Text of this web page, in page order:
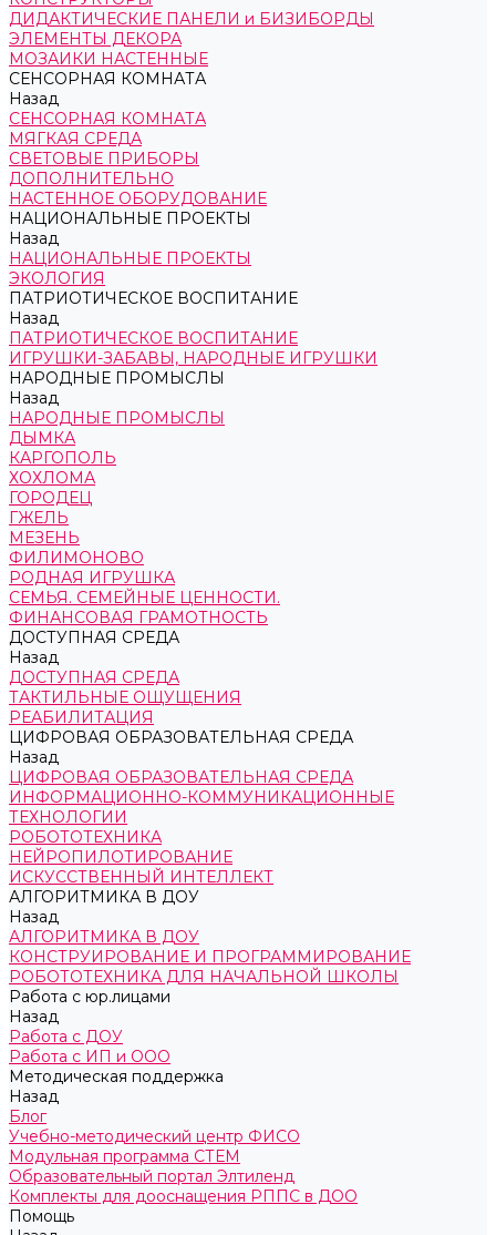
ДИДАКТИЧЕСКИЕ ПАНЕЛИ и БИЗИБОРДЫ
ЭЛЕМЕНТЫ ДЕКОРА
МОЗАИКИ НАСТЕННЫЕ
СЕНСОРНАЯ КОМНАТА
Назад
СЕНСОРНАЯ КОМНАТА
МЯГКАЯ СРЕДА
СВЕТОВЫЕ ПРИБОРЫ
ДОПОЛНИТЕЛЬНО
НАСТЕННОЕ ОБОРУДОВАНИЕ
НАЦИОНАЛЬНЫЕ ПРОЕКТЫ
Назад
НАЦИОНАЛЬНЫЕ ПРОЕКТЫ
ЭКОЛОГИЯ
ПАТРИОТИЧЕСКОЕ ВОСПИТАНИЕ
Назад
ПАТРИОТИЧЕСКОЕ ВОСПИТАНИЕ
ИГРУШКИ-ЗАБАВЫ, НАРОДНЫЕ ИГРУШКИ
НАРОДНЫЕ ПРОМЫСЛЫ
Назад
НАРОДНЫЕ ПРОМЫСЛЫ
ДЫМКА
КАРГОПОЛЬ
ХОХЛОМА
ГОРОДЕЦ
ГЖЕЛЬ
МЕЗЕНЬ
ФИЛИМОНОВО
РОДНАЯ ИГРУШКА
СЕМЬЯ. СЕМЕЙНЫЕ ЦЕННОСТИ.
ФИНАНСОВАЯ ГРАМОТНОСТЬ
ДОСТУПНАЯ СРЕДА
Назад
ДОСТУПНАЯ СРЕДА
ТАКТИЛЬНЫЕ ОЩУЩЕНИЯ
РЕАБИЛИТАЦИЯ
ЦИФРОВАЯ ОБРАЗОВАТЕЛЬНАЯ СРЕДА
Назад
ЦИФРОВАЯ ОБРАЗОВАТЕЛЬНАЯ СРЕДА
ИНФОРМАЦИОННО-КОММУНИКАЦИОННЫЕ
ТЕХНОЛОГИИ
РОБОТОТЕХНИКА
НЕЙРОПИЛОТИРОВАНИЕ
ИСКУССТВЕННЫЙ ИНТЕЛЛЕКТ
АЛГОРИТМИКА В ДОУ
Назад
АЛГОРИТМИКА В ДОУ
КОНСТРУИРОВАНИЕ И ПРОГРАММИРОВАНИЕ
РОБОТОТЕХНИКА ДЛЯ НАЧАЛЬНОЙ ШКОЛЫ
Работа с юр.лицами
Назад
Работа с ДОУ
Работа с ИП и ООО
Методическая поддержка
Назад
Блог
Учебно-методический центр ФИСО
Модульная программа СТЕМ
Образовательный портал Элтиленд
Комплекты для дооснащения РППС в ДОО
Помощь